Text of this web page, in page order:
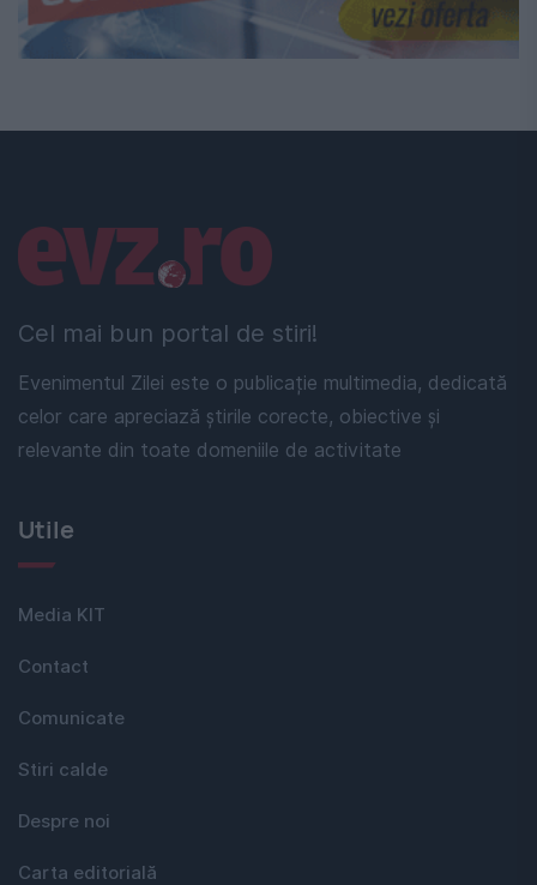
Cel mai bun portal de stiri!
Evenimentul Zilei este o publicație multimedia, dedicată
celor care apreciază știrile corecte, obiective și
relevante din toate domeniile de activitate
Linkuri utile
Utile
Media KIT
Contact
Comunicate
Stiri calde
Despre noi
Carta editorială